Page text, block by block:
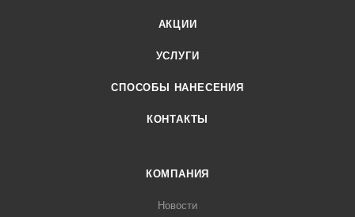
АКЦИИ
УСЛУГИ
СПОСОБЫ НАНЕСЕНИЯ
КОНТАКТЫ
КОМПАНИЯ
Новости